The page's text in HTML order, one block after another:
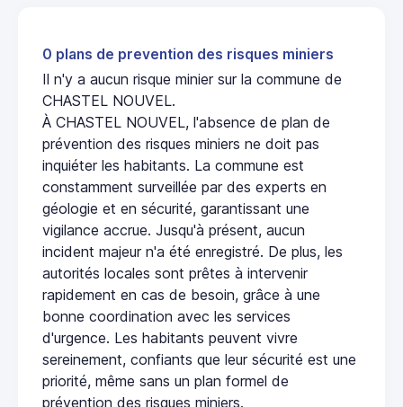
0 plans de prevention des risques miniers
Il n'y a aucun risque minier sur la commune de
CHASTEL NOUVEL.
À CHASTEL NOUVEL, l'absence de plan de
prévention des risques miniers ne doit pas
inquiéter les habitants. La commune est
constamment surveillée par des experts en
géologie et en sécurité, garantissant une
vigilance accrue. Jusqu'à présent, aucun
incident majeur n'a été enregistré. De plus, les
autorités locales sont prêtes à intervenir
rapidement en cas de besoin, grâce à une
bonne coordination avec les services
d'urgence. Les habitants peuvent vivre
sereinement, confiants que leur sécurité est une
priorité, même sans un plan formel de
prévention des risques miniers.